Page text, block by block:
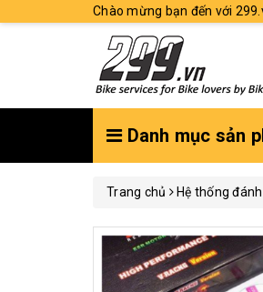
Chào mừng bạn đến với
Danh mục sản
Trang chủ Hệ thống